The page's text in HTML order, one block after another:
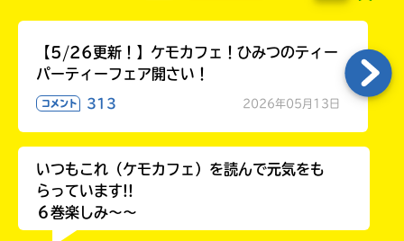
【5/26更新！】ケモカフェ！ひみつのティー
パーティーフェア開さい！
コメント 313 2026年05月13日
いつもこれ（ケモカフェ）を読んで元気をも
らっています!!
６巻楽しみ～～